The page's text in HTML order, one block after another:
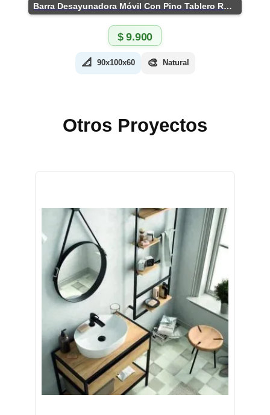
Barra Desayunadora Móvil Con Pino Tablero Rústico
$9.900
📐 90x100x60 🎨 Natural
Otros Proyectos